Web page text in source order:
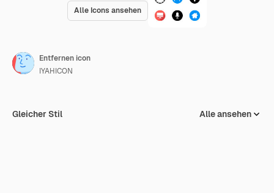
Alle Icons ansehen
Entfernen icon
IYAHICON
Gleicher Stil Alle ansehen